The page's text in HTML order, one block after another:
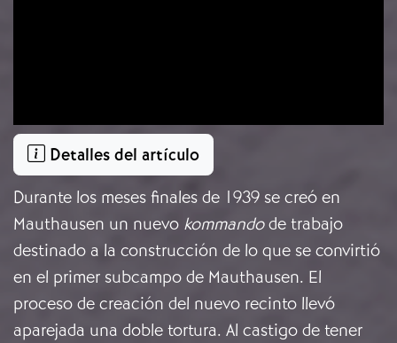
Detalles del artículo
Durante los meses finales de 1939 se creó en
Mauthausen un nuevo kommandode trabajo
destinado a la construcción de lo que se convirtió
en el primer subcampo de Mauthausen. El
proceso de creación del nuevo recinto llevó
aparejada una doble tortura. Al castigo de tener